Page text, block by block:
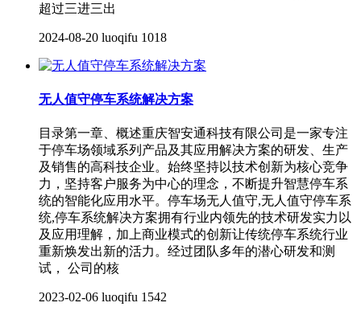
超过三进三出
2024-08-20 luoqifu 1018
无人值守停车系统解决方案
目录第一章、概述重庆智安通科技有限公司是一家专注
于停车场领域系列产品及其应用解决方案的研发、生产
及销售的高科技企业。始终坚持以技术创新为核心竞争
力，坚持客户服务为中心的理念，不断提升智慧停车系
统的智能化应用水平。停车场无人值守,无人值守停车系
统,停车系统解决方案拥有行业内领先的技术研发实力以
及应用理解，加上商业模式的创新让传统停车系统行业
重新焕发出新的活力。经过团队多年的潜心研发和测
试， 公司的核
2023-02-06 luoqifu 1542